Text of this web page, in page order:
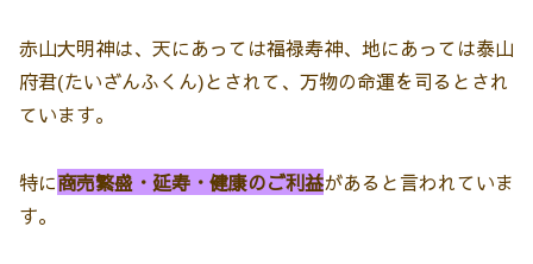
赤山大明神は、天にあっては福禄寿神、地にあっては泰山
府君(たいざんふくん)とされて、万物の命運を司るとされ
ています。
特に商売繁盛・延寿・健康のご利益があると言われていま
す。